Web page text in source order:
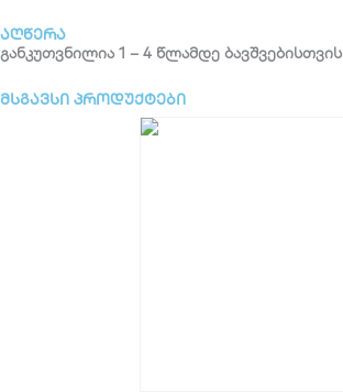
აღწერა
განკუთვნილია 1 – 4 წლამდე ბავშვებისთვის
მსგავსი პროდუქტები